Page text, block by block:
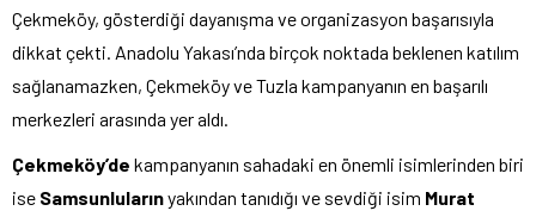
Çekmeköy, gösterdiği dayanışma ve organizasyon başarısıyla
dikkat çekti. Anadolu Yakası’nda birçok noktada beklenen katılım
sağlanamazken, Çekmeköy ve Tuzla kampanyanın en başarılı
merkezleri arasında yer aldı.
Çekmeköy’de kampanyanın sahadaki en önemli isimlerinden biri
ise Samsunlularınyakından tanıdığı ve sevdiği isim Murat